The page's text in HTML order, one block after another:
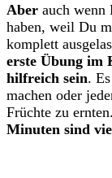
Aber auch wenn
haben, weil Du
komplett
erste Übung im
hilfreich sein.
machen oder
Früchte zu ernten.
Minuten sind